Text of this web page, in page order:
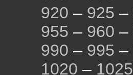
920 – 925 –
955 – 960 –
990 – 995 –
1020 – 1025